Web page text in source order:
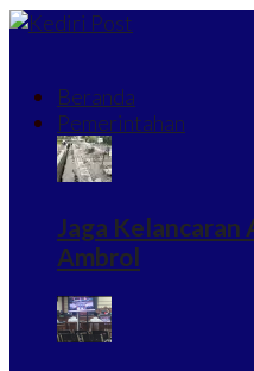
Beranda
Pemerintahan
Jaga Kelancaran
Ambrol